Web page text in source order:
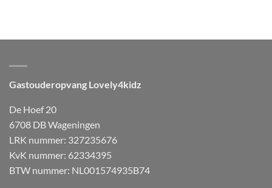
Gastouderopvang Lovely4kidz
De Hoef 20
6708 DB Wageningen
LRK nummer: 327235676
KvK nummer: 62334395
BTW nummer: NL001574935B74